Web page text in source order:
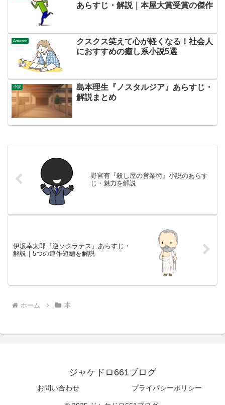
あらすじ・解説｜本屋大賞受賞の傑作
Amazon
クスクス笑えて心が軽くなる！社会人
におすすめの癒し系小説5選
小説
島本理生『ノスタルジア』あらすじ・
解説まとめ
野宮有『殺し屋の営業術』小説のあらす
じ・魅力を解説
伊坂幸太郎『逆ソクラテス』あらすじ・
解説｜5つの連作短編を解説
ホーム 本
ジャケドロ661ブログ
お問い合わせ プライバシーポリシー